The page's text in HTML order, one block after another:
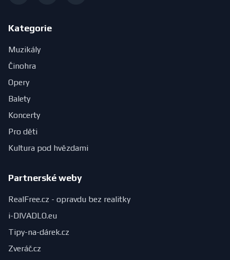
Kategorie
Muzikály
Činohra
Opery
Balety
Koncerty
Pro děti
Kultura pod hvězdami
Partnerské weby
RealFree.cz - opravdu bez realitky
i-DIVADLO.eu
Tipy-na-dárek.cz
Zveráč.cz